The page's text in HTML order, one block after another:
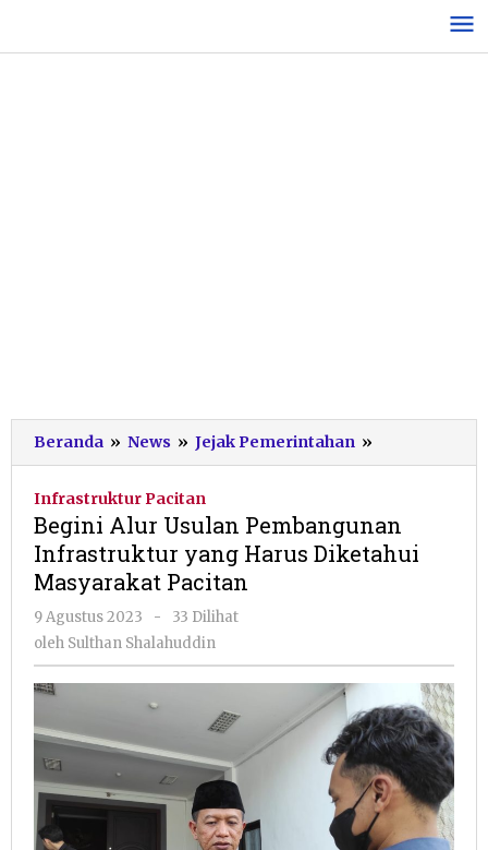
konten
Beranda » News » Jejak Pemerintahan »
Alur
Infrastruktur
yang
Infrastruktur Pacitan
Begini Alur Usulan Pembangunan
Infrastruktur yang Harus Diketahui
Masyarakat Pacitan
9 Agustus 2023
oleh
Sulthan
-
33 Dilihat
oleh Sulthan Shalahuddin